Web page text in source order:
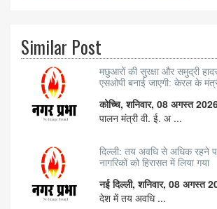
Similar Post
मछुआरों की सुरक्षा और समुद्री
एसओपी बनाई जाएगी: केरल के
कोच्चि, शनिवार, 08 अगस्त
पालन मंत्री वी. ई. अ ...
दिल्ली: तय अवधि से अधिक रहने
नागरिकों को हिरासत में लिया गया
नई दिल्ली, शनिवार, 08 अगस्त
देश में तय अवधि ...